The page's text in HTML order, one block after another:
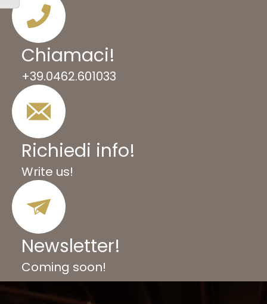
Chiamaci!
+39.0462.601033
Richiedi info!
Write us!
Newsletter!
Coming soon!